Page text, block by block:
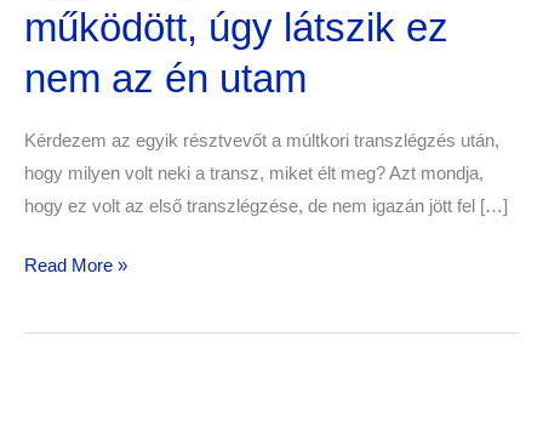
működött, úgy látszik ez
nem az én utam
Kérdezem az egyik résztvevőt a múltkori transzlégzés után,
hogy milyen volt neki a transz, miket élt meg? Azt mondja,
hogy ez volt az első transzlégzése, de nem igazán jött fel […]
Read More »